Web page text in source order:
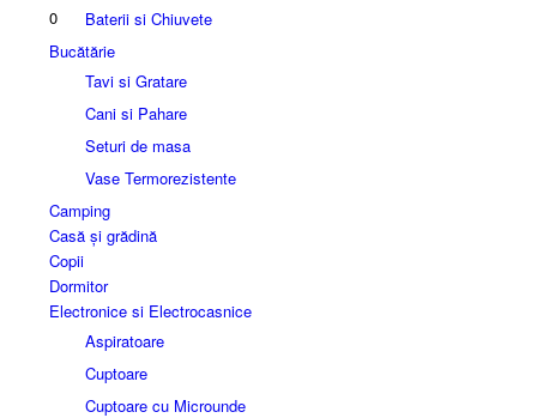
0
Baterii si Chiuvete
Bucătărie
Tavi si Gratare
Cani si Pahare
Seturi de masa
Vase Termorezistente
Camping
Casă și grădină
Copii
Dormitor
Electronice si Electrocasnice
Aspiratoare
Cuptoare
Cuptoare cu Microunde